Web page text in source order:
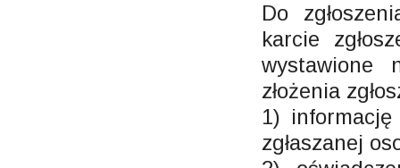
Do
karcie
złożenia
1)
zgłaszanej